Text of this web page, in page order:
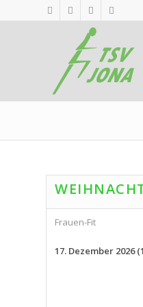
Frauen-Fit
17. Dezember 2026